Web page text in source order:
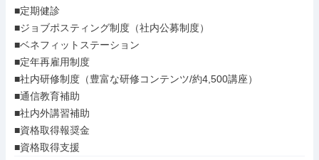
■定期健診
■ジョブポスティング制度（社内公募制度）
■ベネフィットステーション
■定年再雇用制度
■社内研修制度（豊富な研修コンテンツ/約4,500講座）
■通信教育補助
■社内外講習補助
■資格取得報奨金
■資格取得支援